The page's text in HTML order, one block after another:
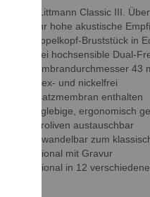
3M Littmann Classic III.
- sehr hohe akustische
- Doppelkopf-Bruststück in
- Zwei hochsensible Dual-
- Membrandurchmesser
- Latex- und nickelfrei
- Ersatzmembran enthalten
- langlebige, ergonomisch
- Ohroliven austauschbar
- umwandelbar zum
- optional mit Gravur
- optional in 12